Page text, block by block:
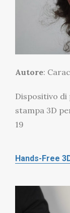
Autore:
Dispositivo
stampa 3D
19
Hands-Free